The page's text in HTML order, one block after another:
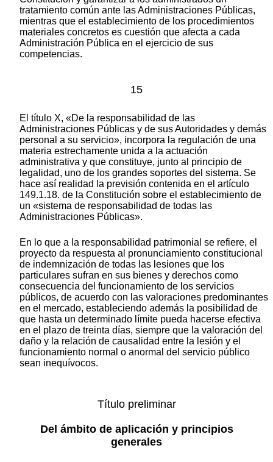
tratamiento común ante las Administraciones Públicas,
mientras que el establecimiento de los procedimientos
materiales concretos es cuestión que afecta a cada
Administración Pública en el ejercicio de sus
competencias.
15
El título X, «De la responsabilidad de las
Administraciones Públicas y de sus Autoridades y demás
personal a su servicio», incorpora la regulación de una
materia estrechamente unida a la actuación
administrativa y que constituye, junto al principio de
legalidad, uno de los grandes soportes del sistema. Se
hace así realidad la previsión contenida en el artículo
149.1.18. de la Constitución sobre el establecimiento de
un «sistema de responsabilidad de todas las
Administraciones Públicas».
En lo que a la responsabilidad patrimonial se refiere, el
proyecto da respuesta al pronunciamiento constitucional
de indemnización de todas las lesiones que los
particulares sufran en sus bienes y derechos como
consecuencia del funcionamiento de los servicios
públicos, de acuerdo con las valoraciones predominantes
en el mercado, estableciendo además la posibilidad de
que hasta un determinado límite pueda hacerse efectiva
en el plazo de treinta días, siempre que la valoración del
daño y la relación de causalidad entre la lesión y el
funcionamiento normal o anormal del servicio público
sean inequívocos.
Título preliminar
Del ámbito de aplicación y principios
generales